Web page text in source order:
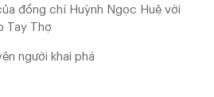
đồng chí Huỳnh Ngọc Huệ với
Tay Thợ
người khai phá